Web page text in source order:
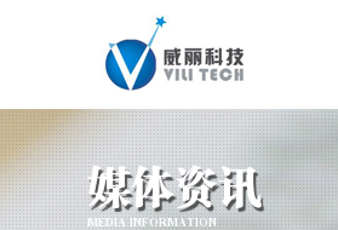
媒体资讯
MEDIA INFORMATION